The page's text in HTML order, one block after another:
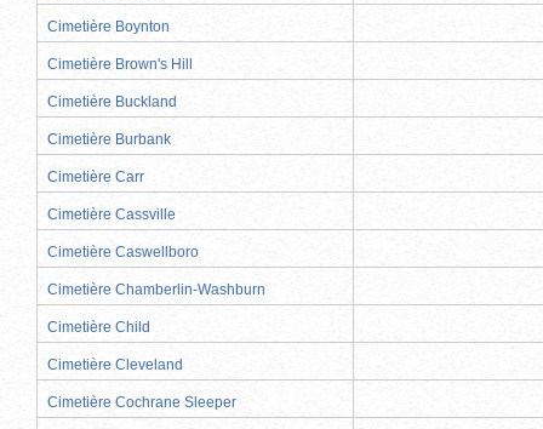
Cimetière Boynton
Cimetière Brown's Hill
Cimetière Buckland
Cimetière Burbank
Cimetière Carr
Cimetière Cassville
Cimetière Caswellboro
Cimetière Chamberlin-Washburn
Cimetière Child
Cimetière Cleveland
Cimetière Cochrane Sleeper